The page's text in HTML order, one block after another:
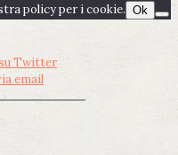
Twitter
email
policy per i cookie. Ok